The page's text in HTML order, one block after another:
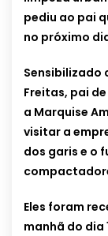
pediu ao pai
no próximo
Sensibilizado
Freitas, pai
a Marquise
visitar a
dos garis e o
Eles foram
manhã do dia